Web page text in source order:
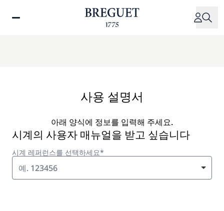
사용 설명서
아래 양식에 정보를 입력해 주세요.
시계의 사용자 매뉴얼을 받고 싶습니다
시계 레퍼런스를 선택하세요*
예. 123456